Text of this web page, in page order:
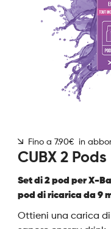
DIVENTA UN
IL MIO ACCOUNT
Fino a 7.90€ in
CUBX 2
Set di 2 pod per X-
pod di ricarica da 9
Ottieni una carica